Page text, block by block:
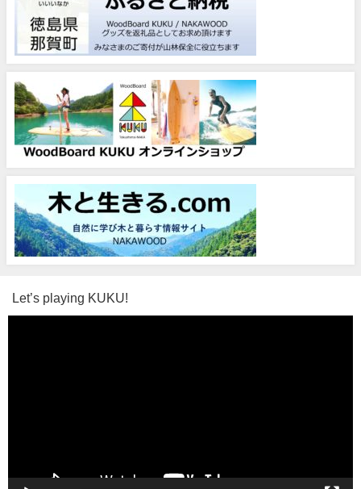
Let’s playing KUKU!